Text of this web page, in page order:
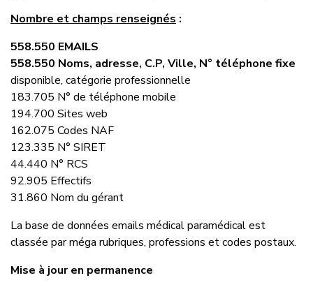
Nombre et champs renseignés :
558.550 EMAILS
558.550 Noms, adresse, C.P, Ville, N° téléphone fixe
disponible, catégorie professionnelle
183.705 N° de téléphone mobile
194.700 Sites web
162.075 Codes NAF
123.335 N° SIRET
44.440 N° RCS
92.905 Effectifs
31.860 Nom du gérant
La base de données emails médical paramédical est
classée par méga rubriques, professions et codes postaux.
Mise à jour en permanence